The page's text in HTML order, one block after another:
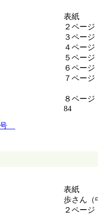
表紙 「
２ペー
３ペー
４ペー
５ペー
６ペー
７ペー
心配
８ペー
号
表紙 兵
歩さん（
２ペー